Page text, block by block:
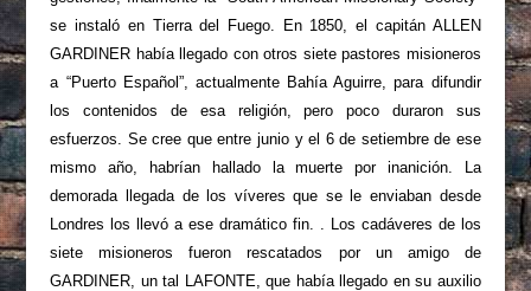
se instaló en Tierra del Fuego. En 1850, el capitán ALLEN
GARDINER había llegado con otros siete pastores misioneros
a “Puerto Español”, actualmente Bahía Aguirre, para difundir
los contenidos de esa religión, pero poco duraron sus
esfuerzos. Se cree que entre junio y el 6 de setiembre de ese
mismo año, habrían hallado la muerte por inanición. La
demorada llegada de los víveres que se le enviaban desde
Londres los llevó a ese dramático fin. . Los cadáveres de los
siete misioneros fueron rescatados por un amigo de
GARDINER, un tal LAFONTE, que había llegado en su auxilio